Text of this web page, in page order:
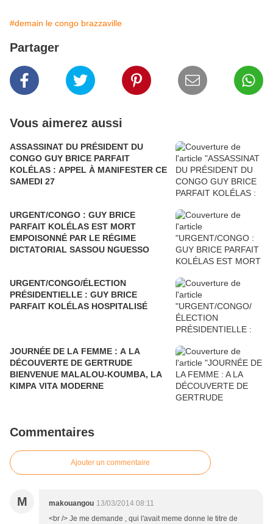
#demain le congo brazzaville
Partager
Vous aimerez aussi
ASSASSINAT DU PRÉSIDENT DU
CONGO GUY BRICE PARFAIT
KOLÉLAS : APPEL À MANIFESTER CE
SAMEDI 27
URGENT/CONGO : GUY BRICE
PARFAIT KOLÉLAS EST MORT
EMPOISONNÉ PAR LE RÉGIME
DICTATORIAL SASSOU NGUESSO
URGENT/CONGO/ÉLECTION
PRÉSIDENTIELLE : GUY BRICE
PARFAIT KOLÉLAS HOSPITALISÉ
JOURNÉE DE LA FEMME : A LA
DÉCOUVERTE DE GERTRUDE
BIENVENUE MALALOU-KOUMBA, LA
KIMPA VITA MODERNE
Commentaires
Ajouter un commentaire
M makouangou 13/03/2014 08:11
<br /> Je me demande , qui l'avait meme donne le titre de